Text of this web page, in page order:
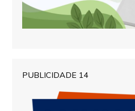
PUBLICIDADE 14